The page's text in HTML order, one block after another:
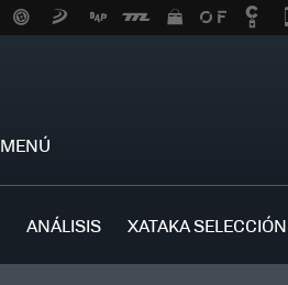
MENÚ
ANÁLISIS XATAKA SELECCIÓN